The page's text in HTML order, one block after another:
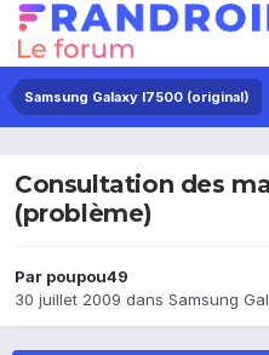
Samsung Galaxy I7500 (original)
Consultation des
(problème)
Par poupou49
30 juillet 2009 dans Samsung